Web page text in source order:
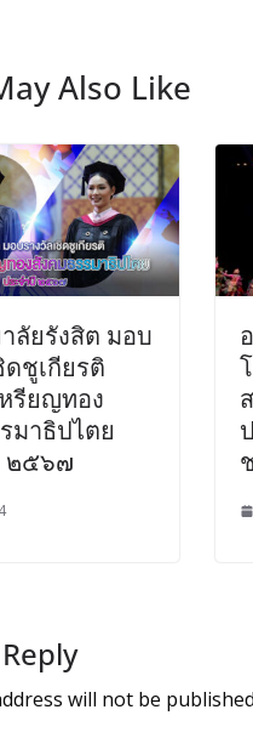
Also Like
ลัยรังสิต มอบ
ดชูเกียรติ
รียญทอง
มาธิปไตย
๒๕๖๗
will not be